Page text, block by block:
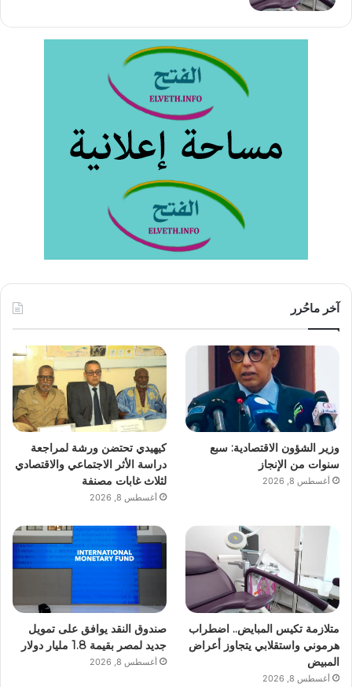
آخر ماحُرر
وزير الشؤون الاقتصادية: سبع
سنوات من الإنجاز
أغسطس 8, 2026
كيهيدي تحتضن ورشة لمراجعة
دراسة الأثر الاجتماعي والاقتصادي
لثلاث غابات مصنفة
أغسطس 8, 2026
متلازمة تكيس المبايض.. اضطراب
هرموني واستقلابي يتجاوز أعراض
المبيض
أغسطس 8, 2026
صندوق النقد يوافق على تمويل
جديد لمصر بقيمة 1.8 مليار دولار
أغسطس 8, 2026